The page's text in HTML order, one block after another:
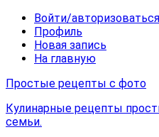
Войти/авторизоваться
Профиль
Новая запись
На главную
Простые рецепты с фото
Кулинарные рецепты
семьи.